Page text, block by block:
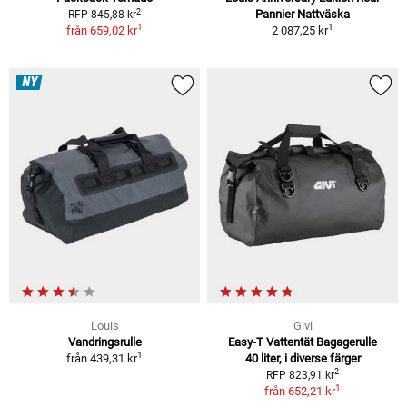
RFP 845,88 kr2
från 659,02 kr1
Pannier Nattväska
2 087,25 kr1
NY
Louis
Vandringsrulle
från 439,31 kr1
Givi
Easy-T Vattentät Bagagerulle
40 liter, i diverse färger
RFP 823,91 kr2
från 652,21 kr1